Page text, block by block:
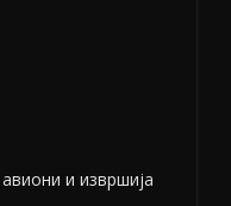
и извршија